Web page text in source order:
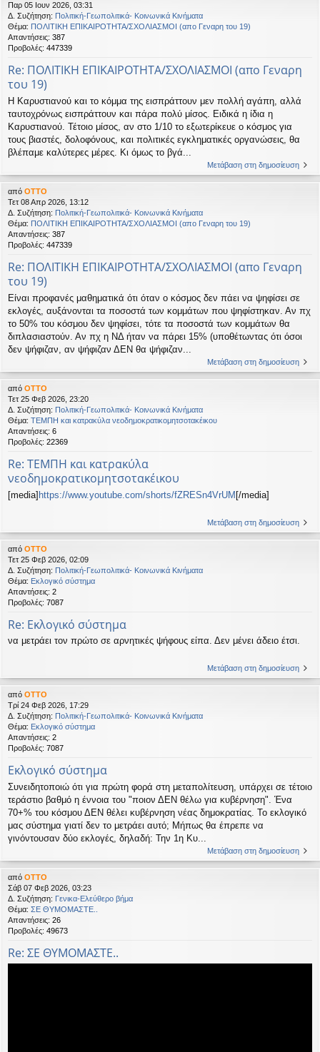
εις
Παρ 05 Ιουν 2026, 03:31
Δ. Συζήτηση: Πολιτική-Γεωπολιτικά- Κοινωνικά Κινήματα
Θέμα: ΠΟΛΙΤΙΚΗ ΕΠΙΚΑΙΡΟΤΗΤΑ/ΣΧΟΛΙΑΣΜΟΙ (απο Γεναρη του 19)
Απαντήσεις: 387
Προβολές: 447339
Re: ΠΟΛΙΤΙΚΗ ΕΠΙΚΑΙΡΟΤΗΤΑ/ΣΧΟΛΙΑΣΜΟΙ (απο Γεναρη
του 19)
Η Καρυστιανού και το κόμμα της εισπράττουν μεν πολλή αγάπη, αλλά
ταυτοχρόνως εισπράττουν και πάρα πολύ μίσος. Ειδικά η ίδια η
Καρυστιανού. Τέτοιο μίσος, αν στο 1/10 το εξωτερίκευε ο κόσμος για
τους βιαστές, δολοφόνους, και πολιτικές εγκληματικές οργανώσεις, θα
βλέπαμε καλύτερες μέρες. Κι όμως το βγά...
Μετάβαση στη δημοσίευση
από OTTO
Τετ 08 Απρ 2026, 13:12
Δ. Συζήτηση: Πολιτική-Γεωπολιτικά- Κοινωνικά Κινήματα
Θέμα: ΠΟΛΙΤΙΚΗ ΕΠΙΚΑΙΡΟΤΗΤΑ/ΣΧΟΛΙΑΣΜΟΙ (απο Γεναρη του 19)
Απαντήσεις: 387
Προβολές: 447339
Re: ΠΟΛΙΤΙΚΗ ΕΠΙΚΑΙΡΟΤΗΤΑ/ΣΧΟΛΙΑΣΜΟΙ (απο Γεναρη
του 19)
Είναι προφανές μαθηματικά ότι όταν ο κόσμος δεν πάει να ψηφίσει σε
εκλογές, αυξάνονται τα ποσοστά των κομμάτων που ψηφίστηκαν. Αν πχ
το 50% του κόσμου δεν ψηφίσει, τότε τα ποσοστά των κομμάτων θα
διπλασιαστούν. Αν πχ η ΝΔ ήταν να πάρει 15% (υποθέτωντας ότι όσοι
δεν ψήφιζαν, αν ψήφιζαν ΔΕΝ θα ψήφιζαν...
Μετάβαση στη δημοσίευση
από OTTO
Τετ 25 Φεβ 2026, 23:20
Δ. Συζήτηση: Πολιτική-Γεωπολιτικά- Κοινωνικά Κινήματα
Θέμα: ΤΕΜΠΗ και κατρακύλα νεοδημοκρατικομητσοτακέικου
Απαντήσεις: 6
Προβολές: 22369
Re: ΤΕΜΠΗ και κατρακύλα
νεοδημοκρατικομητσοτακέικου
[media]https://www.youtube.com/shorts/fZRESn4VrUM[/media]
Μετάβαση στη δημοσίευση
από OTTO
Τετ 25 Φεβ 2026, 02:09
Δ. Συζήτηση: Πολιτική-Γεωπολιτικά- Κοινωνικά Κινήματα
Θέμα: Εκλογικό σύστημα
Απαντήσεις: 2
Προβολές: 7087
Re: Εκλογικό σύστημα
να μετράει τον πρώτο σε αρνητικές ψήφους είπα. Δεν μένει άδειο έτσι.
Μετάβαση στη δημοσίευση
από OTTO
Τρί 24 Φεβ 2026, 17:29
Δ. Συζήτηση: Πολιτική-Γεωπολιτικά- Κοινωνικά Κινήματα
Θέμα: Εκλογικό σύστημα
Απαντήσεις: 2
Προβολές: 7087
Εκλογικό σύστημα
Συνειδητοποιώ ότι για πρώτη φορά στη μεταπολίτευση, υπάρχει σε τέτοιο
τεράστιο βαθμό η έννοια του "ποιον ΔΕΝ θέλω για κυβέρνηση". Ένα
70+% του κόσμου ΔΕΝ θέλει κυβέρνηση νέας δημοκρατίας. Το εκλογικό
μας σύστημα γιατί δεν το μετράει αυτό; Μήπως θα έπρεπε να
γινόντουσαν δύο εκλογές, δηλαδή: Την 1η Κυ...
Μετάβαση στη δημοσίευση
από OTTO
Σάβ 07 Φεβ 2026, 03:23
Δ. Συζήτηση: Γενικα-Ελεύθερο βήμα
Θέμα: ΣΕ ΘΥΜΟΜΑΣΤΕ..
Απαντήσεις: 26
Προβολές: 49673
Re: ΣΕ ΘΥΜΟΜΑΣΤΕ..